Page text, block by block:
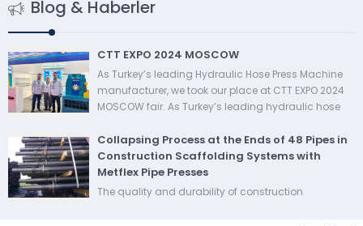
Blog & Haberler
CTT EXPO 2024 MOSCOW
As Turkey’s leading Hydraulic Hose Press Machine
manufacturer, we took our place at CTT EXPO 2024
MOSCOW fair. As Turkey’s leading hydraulic hose
Makina...
Collapsing Process at the Ends of 48 Pipes in
Construction Scaffolding Systems with
Metflex Pipe Presses
The quality and durability of construction